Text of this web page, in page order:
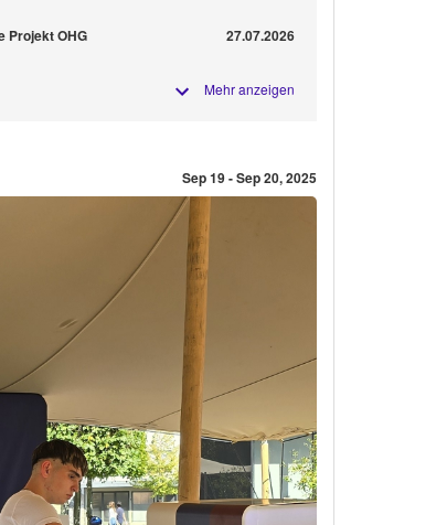
Projekt OHG 27.07.2026
Mehr anzeigen
Sep 19 - Sep 20, 2025